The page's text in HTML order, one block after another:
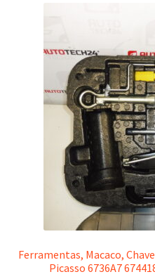
Ferramentas, Macaco,
Picasso 6736A7